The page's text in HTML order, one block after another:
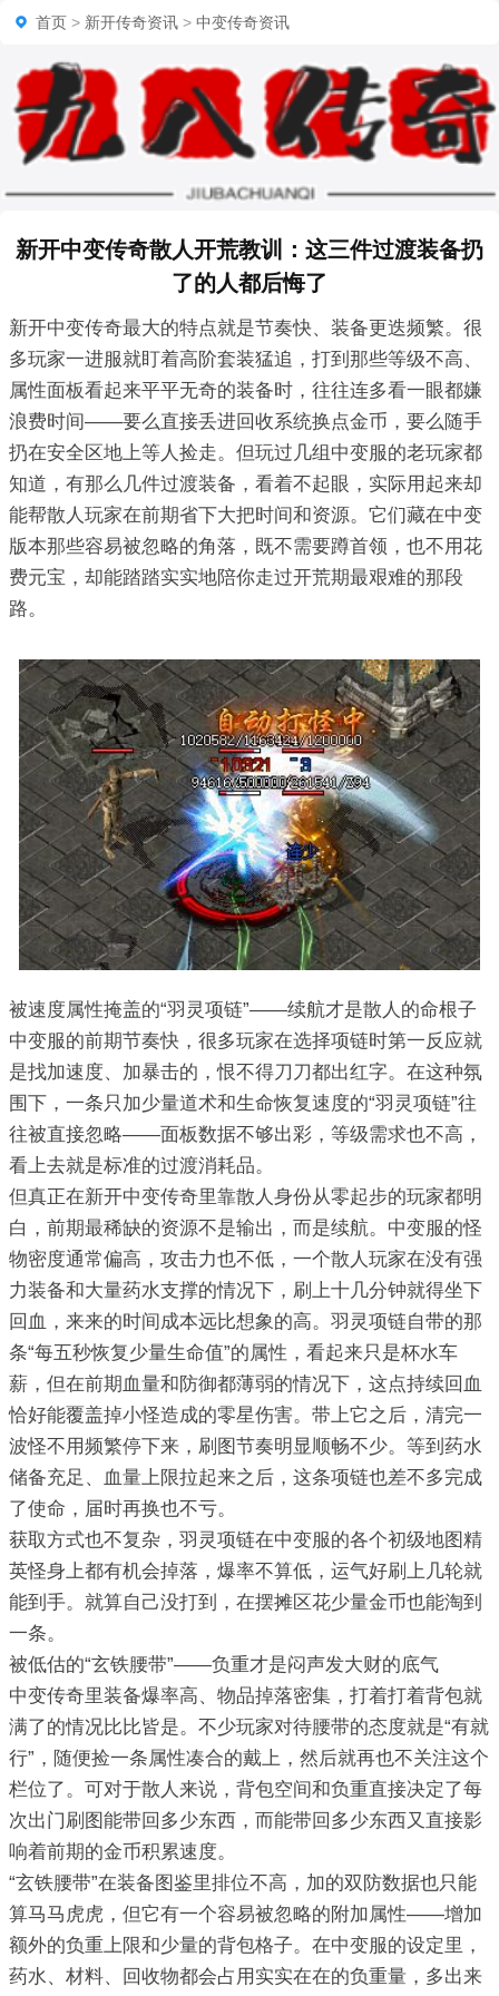
首页 > 新开传奇资讯 > 中变传奇资讯
新开中变传奇散人开荒教训：这三件过渡装备扔
了的人都后悔了
新开中变传奇最大的特点就是节奏快、装备更迭频繁。很
多玩家一进服就盯着高阶套装猛追，打到那些等级不高、
属性面板看起来平平无奇的装备时，往往连多看一眼都嫌
浪费时间——要么直接丢进回收系统换点金币，要么随手
扔在安全区地上等人捡走。但玩过几组中变服的老玩家都
知道，有那么几件过渡装备，看着不起眼，实际用起来却
能帮散人玩家在前期省下大把时间和资源。它们藏在中变
版本那些容易被忽略的角落，既不需要蹲首领，也不用花
费元宝，却能踏踏实实地陪你走过开荒期最艰难的那段
路。
被速度属性掩盖的“羽灵项链”——续航才是散人的命根子
中变服的前期节奏快，很多玩家在选择项链时第一反应就
是找加速度、加暴击的，恨不得刀刀都出红字。在这种氛
围下，一条只加少量道术和生命恢复速度的“羽灵项链”往
往被直接忽略——面板数据不够出彩，等级需求也不高，
看上去就是标准的过渡消耗品。
但真正在新开中变传奇里靠散人身份从零起步的玩家都明
白，前期最稀缺的资源不是输出，而是续航。中变服的怪
物密度通常偏高，攻击力也不低，一个散人玩家在没有强
力装备和大量药水支撑的情况下，刷上十几分钟就得坐下
回血，来来的时间成本远比想象的高。羽灵项链自带的那
条“每五秒恢复少量生命值”的属性，看起来只是杯水车
薪，但在前期血量和防御都薄弱的情况下，这点持续回血
恰好能覆盖掉小怪造成的零星伤害。带上它之后，清完一
波怪不用频繁停下来，刷图节奏明显顺畅不少。等到药水
储备充足、血量上限拉起来之后，这条项链也差不多完成
了使命，届时再换也不亏。
获取方式也不复杂，羽灵项链在中变服的各个初级地图精
英怪身上都有机会掉落，爆率不算低，运气好刷上几轮就
能到手。就算自己没打到，在摆摊区花少量金币也能淘到
一条。
被低估的“玄铁腰带”——负重才是闷声发大财的底气
中变传奇里装备爆率高、物品掉落密集，打着打着背包就
满了的情况比比皆是。不少玩家对待腰带的态度就是“有就
行”，随便捡一条属性凑合的戴上，然后就再也不关注这个
栏位了。可对于散人来说，背包空间和负重直接决定了每
次出门刷图能带回多少东西，而能带回多少东西又直接影
响着前期的金币积累速度。
“玄铁腰带”在装备图鉴里排位不高，加的双防数据也只能
算马马虎虎，但它有一个容易被忽略的附加属性——增加
额外的负重上限和少量的背包格子。在中变服的设定里，
药水、材料、回收物都会占用实实在在的负重量，多出来